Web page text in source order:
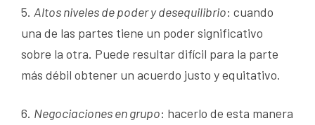
5. Altos niveles de poder y desequilibrio: cuando
una de las partes tiene un poder significativo
sobre la otra. Puede resultar difícil para la parte
más débil obtener un acuerdo justo y equitativo.
6. Negociaciones en grupo: hacerlo de esta manera